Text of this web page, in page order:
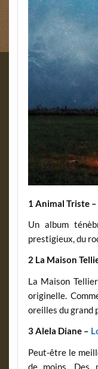
1 Animal Triste –
Un album
prestigieux, du
2 La Maison
La Maison
originelle.
oreilles du grand
3 Alela Diane –
Peut-être le
de moins. Des